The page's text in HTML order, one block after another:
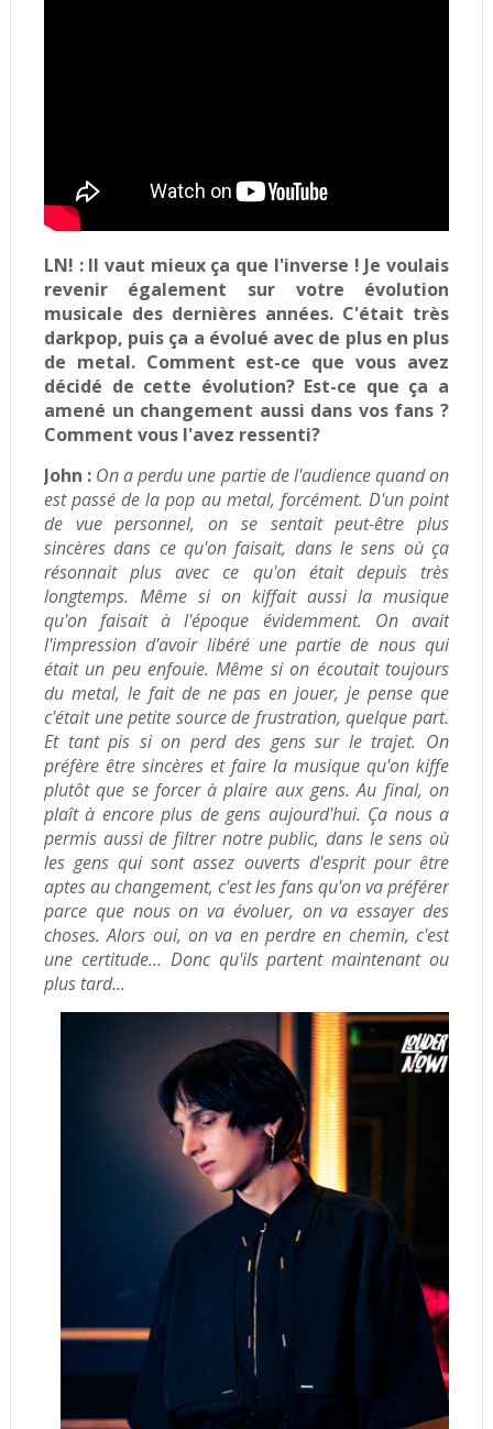
LN! : Il vaut mieux ça que l'inverse ! Je voulais
revenir également sur votre évolution
musicale des dernières années. C'était très
darkpop, puis ça a évolué avec de plus en plus
de metal. Comment est-ce que vous avez
décidé de cette évolution? Est-ce que ça a
amené un changement aussi dans vos fans ?
Comment vous l'avez ressenti?
John : On a perdu une partie de l'audience quand on
est passé de la pop au metal, forcément. D'un point
de vue personnel, on se sentait peut-être plus
sincères dans ce qu'on faisait, dans le sens où ça
résonnait plus avec ce qu'on était depuis très
longtemps. Même si on kiffait aussi la musique
qu'on faisait à l'époque évidemment.
On avait
l'impression d'avoir libéré une partie de nous qui
était un peu enfouie. Même si on écoutait toujours
du metal, le fait de ne pas en jouer, je pense que
c'était une petite source de frustration, quelque part.
Et tant pis si on perd des gens sur le trajet. On
préfère être sincères et faire la musique qu'on kiffe
plutôt que se forcer à plaire aux gens. Au final, on
plaît à encore plus de gens aujourd'hui. Ça nous a
permis aussi de filtrer notre public, dans le sens où
les gens qui sont assez ouverts d'esprit pour être
aptes au changement, c'est les fans qu'on va préférer
parce que nous on va évoluer, on va essayer des
choses. Alors oui, on va en perdre en chemin, c'est
une certitude... Donc qu'ils partent maintenant ou
plus tard...